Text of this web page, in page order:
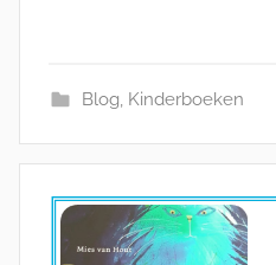
Blog, Kinderboeken